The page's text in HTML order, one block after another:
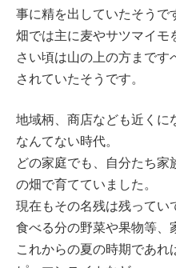
事に精を出していたそうで
畑では主に麦やサツマイモ
さい頃は山の上の方まです
されていたそうです。
地域柄、商店なども近くに
なんてない時代。
どの家庭でも、自分たち
の畑で育てていました。
現在もその名残は残ってい
食べる分の野菜や果物等、
これからの夏の時期であ